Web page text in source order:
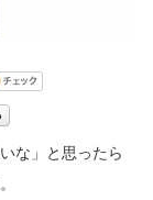
な」と思ったら